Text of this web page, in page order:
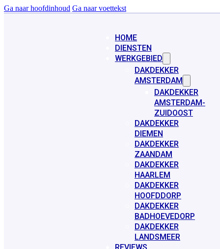
Ga naar hoofdinhoud Ga naar voettekst
HOME
DIENSTEN
WERKGEBIED
DAKDEKKER
AMSTERDAM
DAKDEKKER
AMSTERDAM-
ZUIDOOST
DAKDEKKER
DIEMEN
DAKDEKKER
ZAANDAM
DAKDEKKER
HAARLEM
DAKDEKKER
HOOFDDORP
DAKDEKKER
BADHOEVEDORP
DAKDEKKER
LANDSMEER